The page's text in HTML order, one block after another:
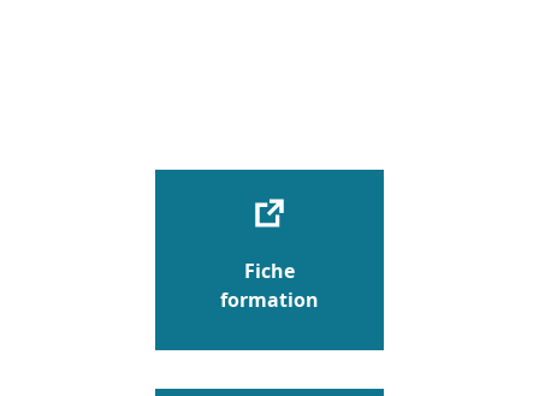
Fiche
formation